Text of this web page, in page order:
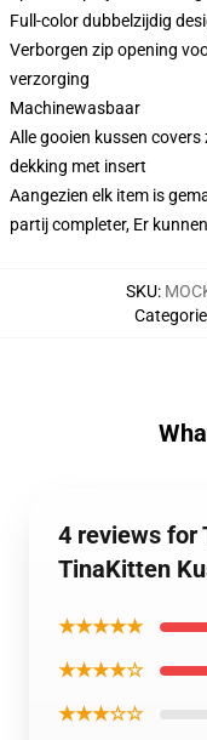
Full-color dubbelzijdig
Verborgen zip opening
verzorging
Machinewasbaar
Alle gooien kussen
dekking met insert
Aangezien elk item is
partij completer, Er
SKU:
4 reviews for
TinaKitten
★★★★★
★★★★☆
★★★☆☆